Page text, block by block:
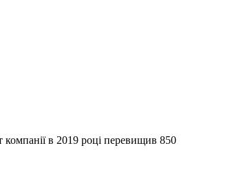
в 2019 році перевищив 850